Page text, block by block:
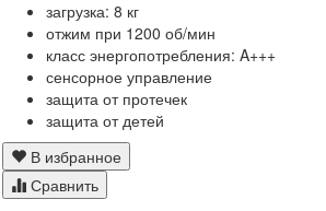
загрузка: 8 кг
отжим при 1200 об/мин
класс энергопотребления: A+++
сенсорное управление
защита от протечек
защита от детей
В избранное
Сравнить